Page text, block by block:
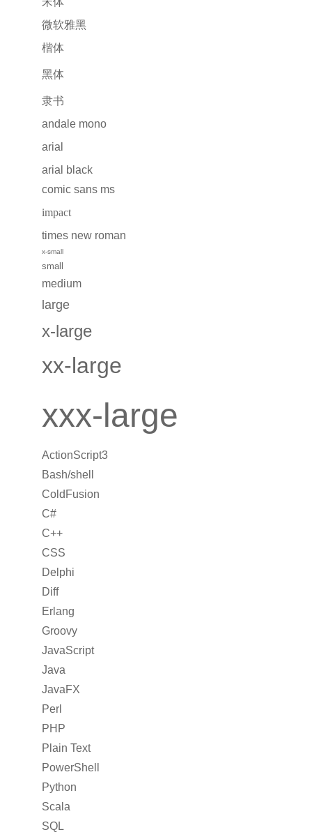
微软雅黑
楷体
黑体
隶书
andale mono
arial
arial black
comic sans ms
impact
times new roman
x-small
small
medium
large
x-large
xx-large
xxx-large
ActionScript3
Bash/shell
ColdFusion
C#
C++
CSS
Delphi
Diff
Erlang
Groovy
JavaScript
Java
JavaFX
Perl
PHP
Plain Text
PowerShell
Python
Scala
SQL